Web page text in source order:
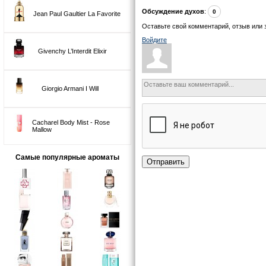
Jean Paul Gaultier La Favorite
Givenchy L’Interdit Elixir
Giorgio Armani I Will
Cacharel Body Mist - Rose
Mallow
Самые популярные ароматы
Обсуждение духов: 0
Оставьте свой комментарий, отзыв или
Войдите
Отправить